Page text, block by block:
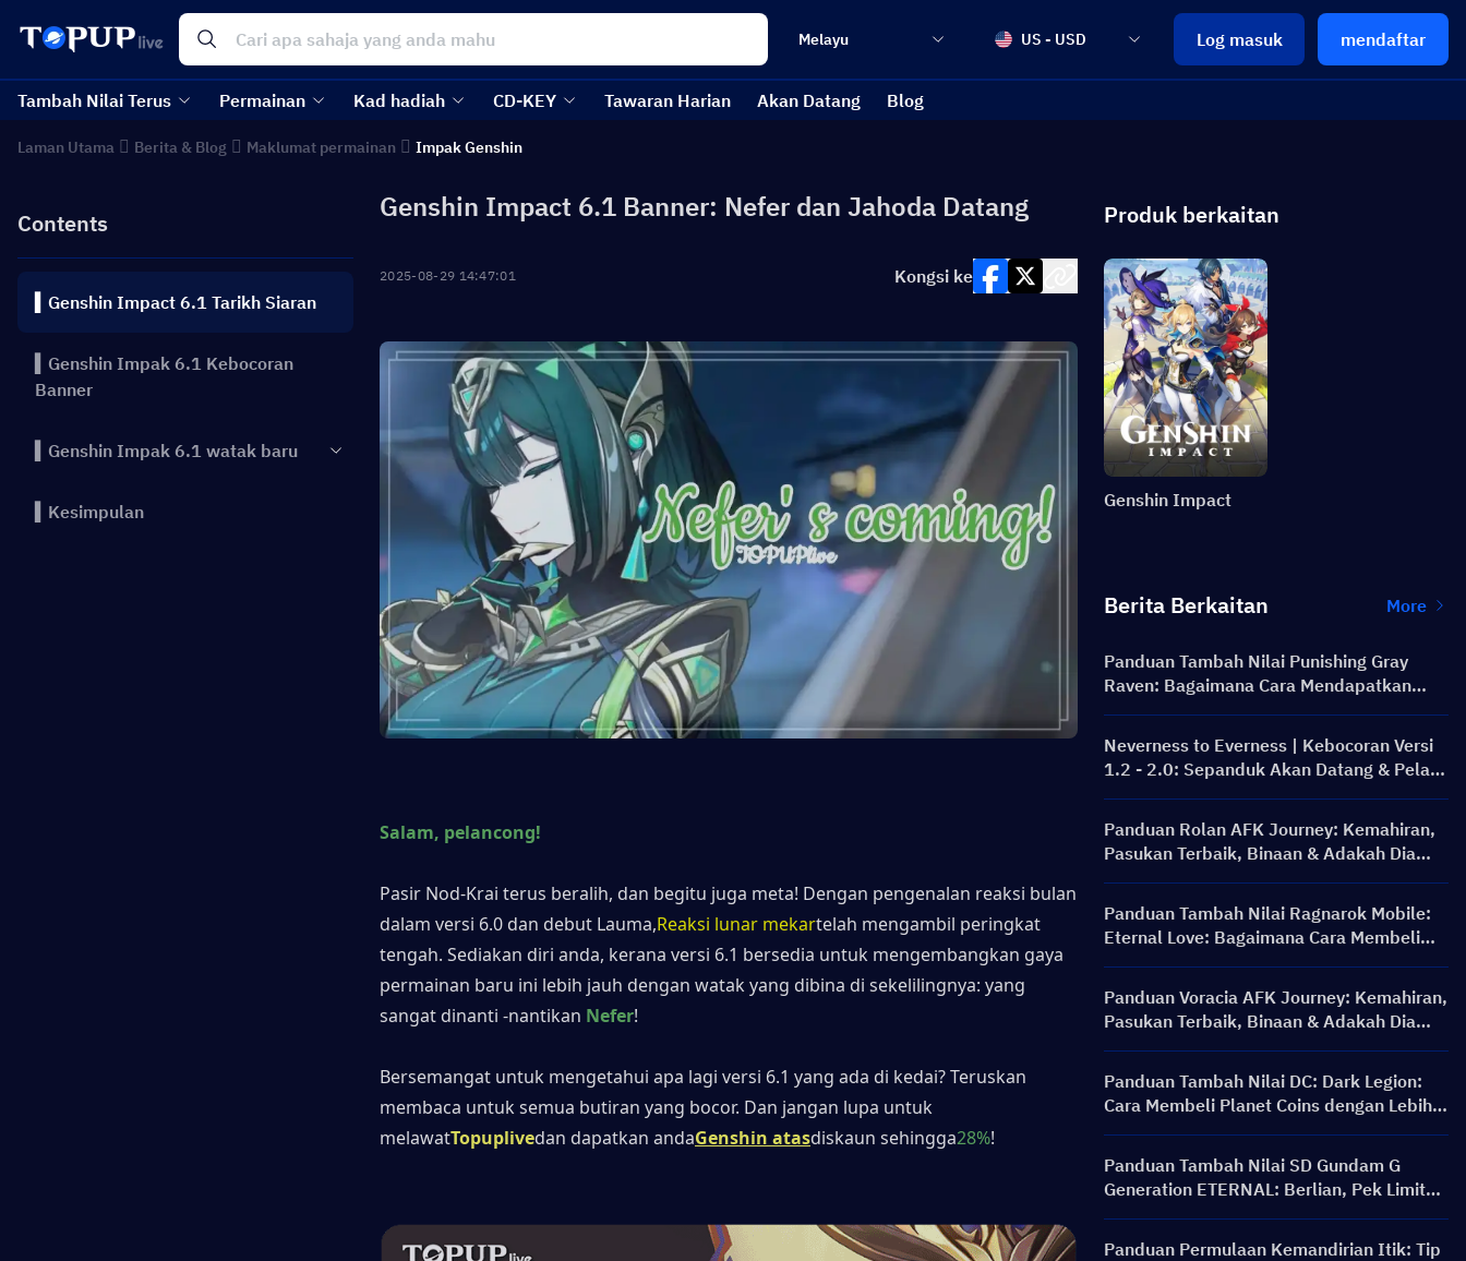
Melayu US - USD Log masuk mendaftar
Tambah Nilai Terus Permainan Kad hadiah CD-KEY Tawaran Harian Akan Datang Blog
Laman Utama Berita & Blog Maklumat permainan Impak Genshin
Contents
▍Genshin Impact 6.1 Tarikh Siaran
▍Genshin Impak 6.1 Kebocoran
Banner
▍Genshin Impak 6.1 watak baru
▍Kesimpulan
Genshin Impact 6.1 Banner: Nefer dan Jahoda Datang
2025-08-29 14:47:01 Kongsi ke
Salam, pelancong!
Pasir Nod-Krai terus beralih, dan begitu juga meta! Dengan pengenalan reaksi bulan
dalam versi 6.0 dan debut Lauma,Reaksi lunar mekartelah mengambil peringkat
tengah. Sediakan diri anda, kerana versi 6.1 bersedia untuk mengembangkan gaya
permainan baru ini lebih jauh dengan watak yang dibina di sekelilingnya: yang
sangat dinanti -nantikan Nefer!
Bersemangat untuk mengetahui apa lagi versi 6.1 yang ada di kedai? Teruskan
membaca untuk semua butiran yang bocor. Dan jangan lupa untuk
melawatTopuplivedan dapatkan andaGenshin atasdiskaun sehingga28%!
Produk berkaitan
Genshin Impact
Berita Berkaitan More
Panduan Tambah Nilai Punishing Gray
Raven: Bagaimana Cara Mendapatkan
Rainbow Card dengan Harga Lebih Baik?
Neverness to Everness | Kebocoran Versi
1.2 - 2.0: Sepanduk Akan Datang & Pelan
Hala Tuju!
Panduan Rolan AFK Journey: Kemahiran,
Pasukan Terbaik, Binaan & Adakah Dia
Berbaloi untuk Ditarik?
Panduan Tambah Nilai Ragnarok Mobile:
Eternal Love: Bagaimana Cara Membeli
Big Cat Coin pada Harga yang Lebih Baik?
Panduan Voracia AFK Journey: Kemahiran,
Pasukan Terbaik, Binaan & Adakah Dia
Berbaloi untuk Diperoleh?
Panduan Tambah Nilai DC: Dark Legion:
Cara Membeli Planet Coins dengan Lebih
Murah & Selamat
Panduan Tambah Nilai SD Gundam G
Generation ETERNAL: Berlian, Pek Limit
Break, Harga, dan Kaedah Pengecasan
Semula
Panduan Permulaan Kemandirian Itik: Tip